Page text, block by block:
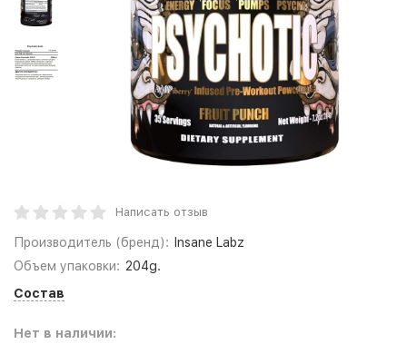
Написать отзыв
Производитель (бренд):
Insane Labz
Объем упаковки: 204g.
Состав
Нет в наличии: